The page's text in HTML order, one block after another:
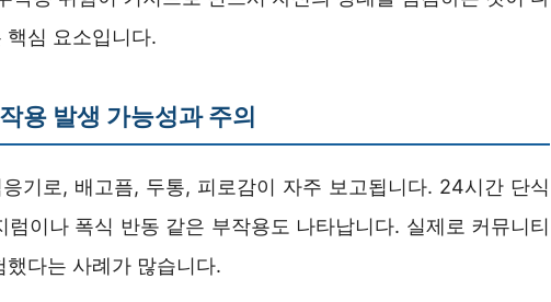
핵심 요소입니다.
용 발생 가능성과 주의
기로, 배고픔, 두통, 피로감이 자주 보고됩니다. 24시간 단식
이나 폭식 반동 같은 부작용도 나타납니다. 실제로 커뮤니티
다는 사례가 많습니다.